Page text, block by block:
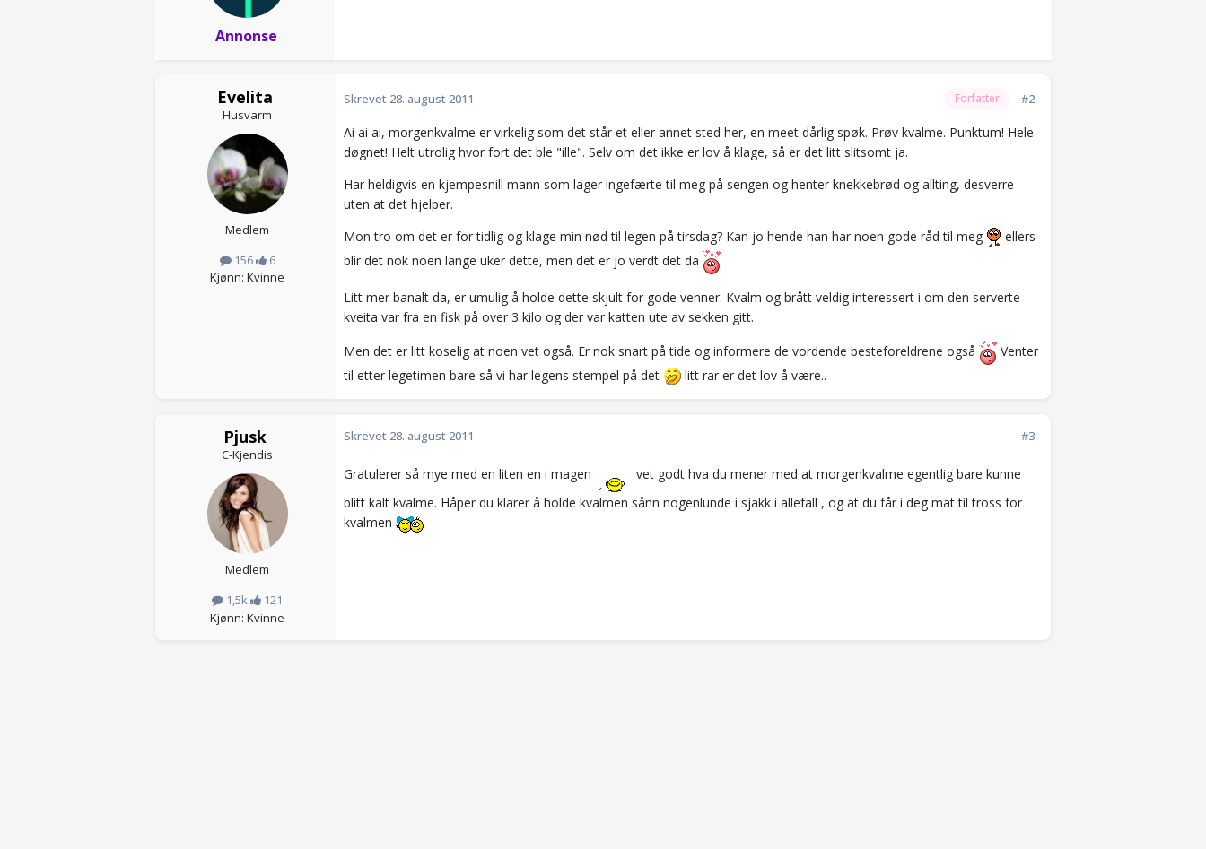
Annonse
Evelita
Husvarm
Medlem
156
6
Kjønn: Kvinne
Forfatter #2
Skrevet 28. august 2011
Ai ai ai, morgenkvalme er virkelig som det står et eller annet sted her, en meet dårlig spøk. Prøv kvalme. Punktum! Hele
døgnet! Helt utrolig hvor fort det ble "ille". Selv om det ikke er lov å klage, så er det litt slitsomt ja.
Har heldigvis en kjempesnill mann som lager ingefærte til meg på sengen og henter knekkebrød og allting, desverre
uten at det hjelper.
Mon tro om det er for tidlig og klage min nød til legen på tirsdag? Kan jo hende han har noen gode råd til meg
ellers
blir det nok noen lange uker dette, men det er jo verdt det da
Litt mer banalt da, er umulig å holde dette skjult for gode venner. Kvalm og brått veldig interessert i om den serverte
kveita var fra en fisk på over 3 kilo og der var katten ute av sekken gitt.
Men det er litt koselig at noen vet også. Er nok snart på tide og informere de vordende besteforeldrene også
Venter
til etter legetimen bare så vi har legens stempel på det
litt rar er det lov å være..
Pjusk
C-Kjendis
Medlem
1,5k
121
Kjønn: Kvinne
#3
Skrevet 28. august 2011
Gratulerer så mye med en liten en i magen
vet godt hva du mener med at morgenkvalme egentlig bare kunne
blitt kalt kvalme. Håper du klarer å holde kvalmen sånn nogenlunde i sjakk i allefall , og at du får i deg mat til tross for
kvalmen